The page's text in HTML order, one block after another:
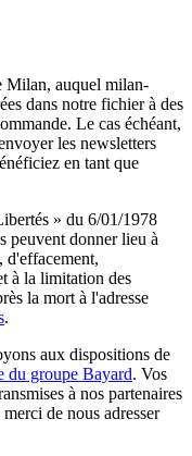
Milan, auquel milan-
dans notre fichier à des
Le cas échéant,
les newsletters
en tant que
» du 6/01/1978
peuvent donner lieu à
d'effacement,
à la limitation des
la mort à l'adresse
.
aux dispositions de
du groupe Bayard. Vos
à nos partenaires
de nous adresser